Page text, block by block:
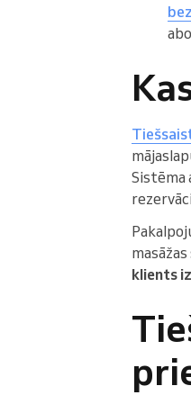
Sistēma
klients